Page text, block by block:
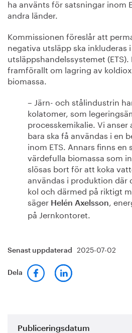
ha använts för satsningar inom
andra länder.
Kommissionen föreslår att
negativa utsläpp ska inkluderas i
utsläppshandelssystemet
framförallt om lagring av
biomassa.
– Järn- och stålindustrin
kolatomer, som
processkemikalie. Vi
bara ska få användas i en
inom ETS. Annars finns en
värdefulla biomassa som
slösas bort för att koka
användas i produktion där
kol och därmed på riktigt
säger Helén Axelsson,
på Jernkontoret.
Senast uppdaterad 2025-07-02
Dela
Publiceringsdatum